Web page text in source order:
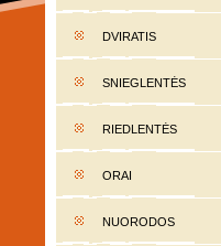
DVIRATIS
SNIEGLENTĖS
RIEDLENTĖS
ORAI
NUORODOS